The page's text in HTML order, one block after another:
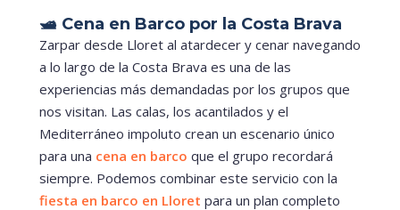
🛥️ Cena en Barco por la Costa Brava
Zarpar desde Lloret al atardecer y cenar navegando
a lo largo de la Costa Brava es una de las
experiencias más demandadas por los grupos que
nos visitan. Las calas, los acantilados y el
Mediterráneo impoluto crean un escenario único
para una cena en barco que el grupo recordará
siempre. Podemos combinar este servicio con la
fiesta en barco en Lloret para un plan completo